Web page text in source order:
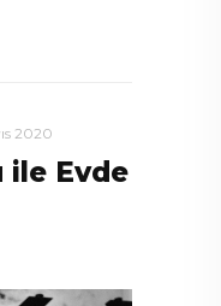
2020
ile Evde